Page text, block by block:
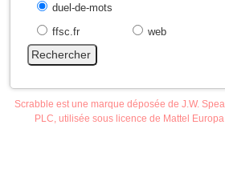
duel-de-mots
ffsc.fr
web
Scrabble est une marque déposée de J.W.
PLC, utilisée sous licence de Mattel Europa